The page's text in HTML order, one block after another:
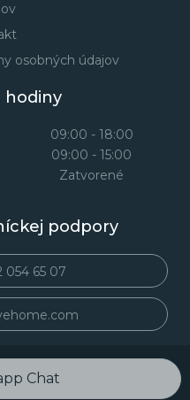
osobných údajov
hodiny
09:00 - 18:00
09:00 - 15:00
Zatvorené
podpory
054 65 07
Chat